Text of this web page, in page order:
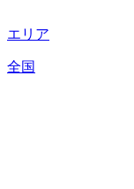
エリア
全国